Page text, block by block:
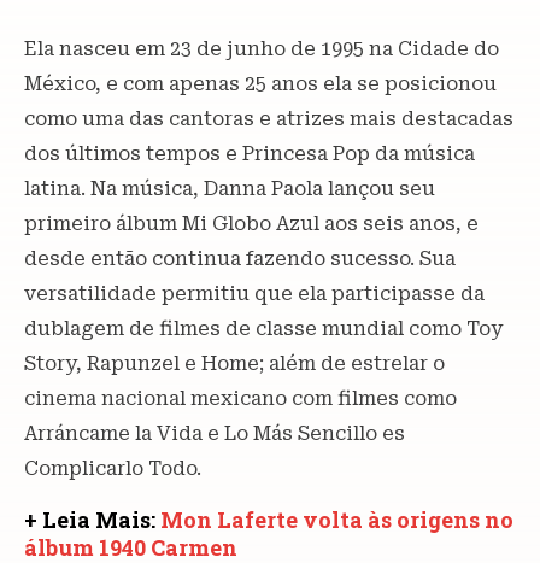
Ela nasceu em 23 de junho de 1995 na Cidade do
México, e com apenas 25 anos ela se posicionou
como uma das cantoras e atrizes mais destacadas
dos últimos tempos e Princesa Pop da música
latina. Na música, Danna Paola lançou seu
primeiro álbum Mi Globo Azul aos seis anos, e
desde então continua fazendo sucesso. Sua
versatilidade permitiu que ela participasse da
dublagem de filmes de classe mundial como Toy
Story, Rapunzel e Home; além de estrelar o
cinema nacional mexicano com filmes como
Arráncame la Vida e Lo Más Sencillo es
Complicarlo Todo.
+ Leia Mais: Mon Laferte volta às origens no
álbum 1940 Carmen